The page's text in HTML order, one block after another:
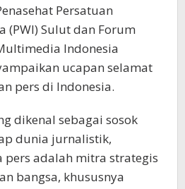
Persatuan
(PWI) Sulut dan Forum
Indonesia
ucapan selamat
pers di Indonesia.
dikenal sebagai sosok
dunia jurnalistik,
pers adalah mitra strategis
bangsa, khususnya